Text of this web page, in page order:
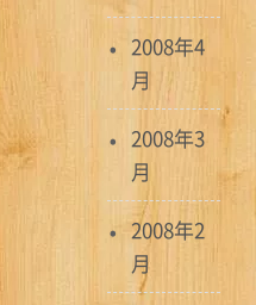
2008年4
月
2008年3
月
2008年2
月